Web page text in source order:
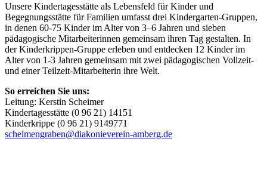
Unsere Kindertagesstätte als Lebensfeld für Kinder und
Begegnungsstätte für Familien umfasst drei Kindergarten-Gruppen,
in denen 60-75 Kinder im Alter von 3–6 Jahren und sieben
pädagogische Mitarbeiterinnen gemeinsam ihren Tag gestalten. In
der Kinderkrippen-Gruppe erleben und entdecken 12 Kinder im
Alter von 1-3 Jahren gemeinsam mit zwei pädagogischen Vollzeit-
und einer Teilzeit-Mitarbeiterin ihre Welt.
So erreichen Sie uns:
Leitung: Kerstin Scheimer
Kindertagesstätte (0 96 21) 14151
Kinderkrippe (0 96 21) 9149771
schelmengraben@diakonieverein-amberg.de